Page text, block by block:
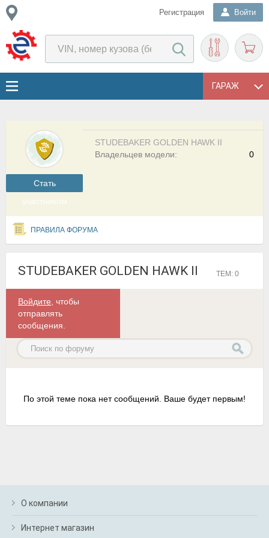
Регистрация Войти
ГАРАЖ
Cтать
участником
STUDEBAKER GOLDEN HAWK II
0
Владельцев модели:
ПРАВИЛА ФОРУМА
STUDEBAKER GOLDEN HAWK II ТЕМ: 0
Войдите , чтобы
отправлять
сообщения.
По этой теме пока нет сообщений. Ваше будет первым!
О компании
Интернет магазин